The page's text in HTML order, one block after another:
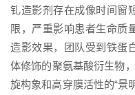
钆造影剂存在成像时间窗
限，严重影响患者生命质
造影效果，团队受到铁蛋
体修饰的聚氨基酸衍生物
旋构象和高穿膜活性的“景